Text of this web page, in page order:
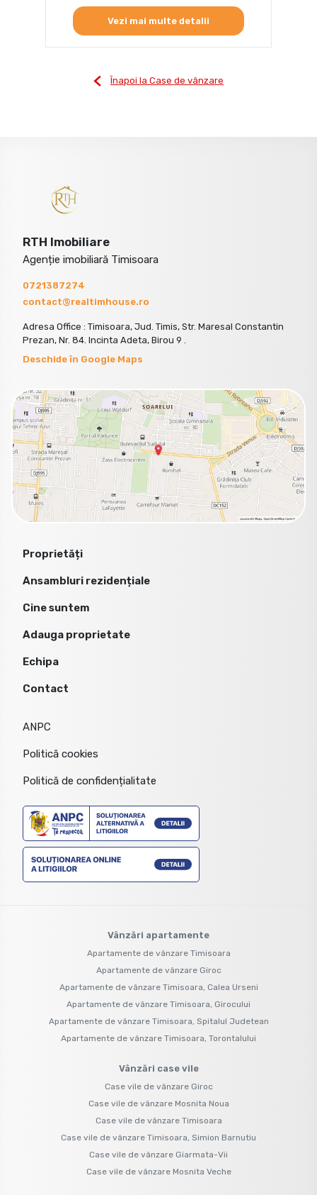
Vezi mai multe detalii
Înapoi la Case de vânzare
RTH Imobiliare
Agenție imobiliară Timisoara
0721387274
contact@realtimhouse.ro
Adresa Office : Timisoara, Jud. Timis, Str. Maresal Constantin
Prezan, Nr. 84. Incinta Adeta, Birou 9 .
Deschide în Google Maps
Proprietăți
Ansambluri rezidențiale
Cine suntem
Adauga proprietate
Echipa
Contact
ANPC
Politică cookies
Politică de confidențialitate
Vânzări apartamente
Apartamente de vânzare Timisoara
Apartamente de vânzare Giroc
Apartamente de vânzare Timisoara, Calea Urseni
Apartamente de vânzare Timisoara, Girocului
Apartamente de vânzare Timisoara, Spitalul Judetean
Apartamente de vânzare Timisoara, Torontalului
Vânzări case vile
Case vile de vânzare Giroc
Case vile de vânzare Mosnita Noua
Case vile de vânzare Timisoara
Case vile de vânzare Timisoara, Simion Barnutiu
Case vile de vânzare Giarmata-Vii
Case vile de vânzare Mosnita Veche